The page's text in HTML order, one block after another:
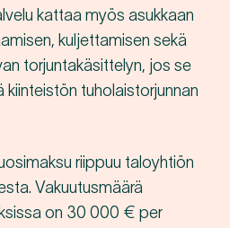
kattaa myös asukkaan
kuljettamisen sekä
torjuntakäsittelyn, jos se
tuholaistorjunnan
riippuu taloyhtiön
Vakuutusmäärä
on 30 000 € per